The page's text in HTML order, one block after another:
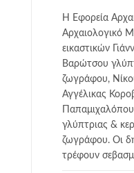
Η Εφορεία
Αρχαιολογικό
εικαστικών
Βαρώτσου
ζωγράφου,
Αγγέλικας
γλύπτριας &
ζωγράφου. Οι
τρέφουν